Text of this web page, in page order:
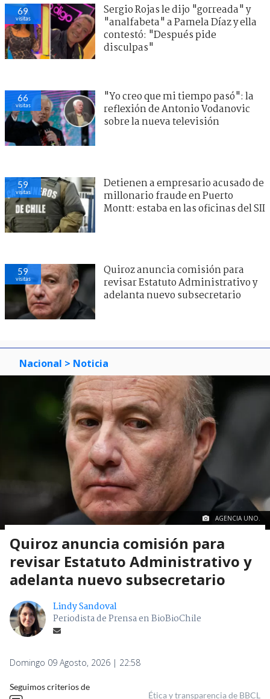
69
visitas
Sergio Rojas le dijo "gorreada" y
"analfabeta" a Pamela Díaz y ella
contestó: "Después pide
disculpas"
66
visitas
"Yo creo que mi tiempo pasó": la
reflexión de Antonio Vodanovic
sobre la nueva televisión
59
visitas
Detienen a empresario acusado de
millonario fraude en Puerto
Montt: estaba en las oficinas del SII
59
visitas
Quiroz anuncia comisión para
revisar Estatuto Administrativo y
adelanta nuevo subsecretario
Nacional > Noticia
AGENCIA UNO.
Quiroz anuncia comisión para
revisar Estatuto Administrativo y
adelanta nuevo subsecretario
Lindy Sandoval
Periodista de Prensa en BioBioChile
Domingo 09 Agosto, 2026 | 22:58
Seguimos criterios de
Ética y transparencia de BBCL